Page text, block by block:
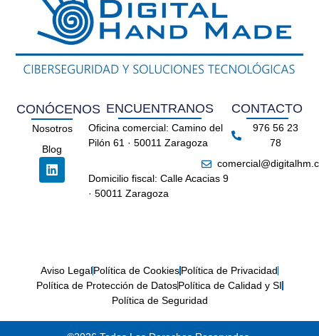
CONÓCENOS
Nosotros
Blog
ENCUENTRANOS
Oficina comercial: Camino del
Pilón 61 · 50011 Zaragoza
Domicilio fiscal: Calle Acacias 9
· 50011 Zaragoza
CONTACTO
976 56 23
78
Aviso LegalPolítica de CookiesPolítica de Privacidad
Política de Protección de DatosPolítica de Calidad y SI
Política de Seguridad